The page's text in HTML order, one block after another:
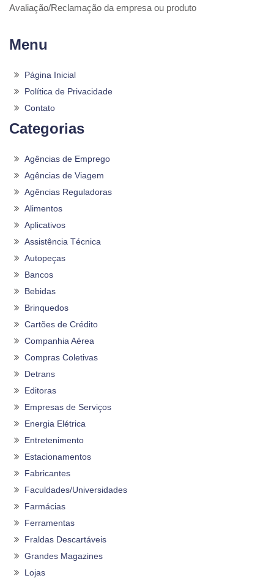
Avaliação/Reclamação da empresa ou produto
Menu
Página Inicial
Política de Privacidade
Contato
Categorias
Agências de Emprego
Agências de Viagem
Agências Reguladoras
Alimentos
Aplicativos
Assistência Técnica
Autopeças
Bancos
Bebidas
Brinquedos
Cartões de Crédito
Companhia Aérea
Compras Coletivas
Detrans
Editoras
Empresas de Serviços
Energia Elétrica
Entretenimento
Estacionamentos
Fabricantes
Faculdades/Universidades
Farmácias
Ferramentas
Fraldas Descartáveis
Grandes Magazines
Lojas